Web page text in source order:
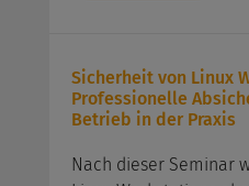
Sicherheit von Linux
Professionelle
Betrieb in der Praxis
Nach dieser Seminar